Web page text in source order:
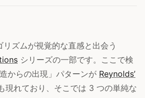
ズムが視覚的な直感と出会う
シリーズの一部です。ここで検
からの出現」パターンが Reynolds’
現れており、そこでは 3 つの単純な